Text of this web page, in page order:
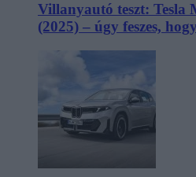
Villanyautó teszt: Tesla
(2025) – úgy feszes,